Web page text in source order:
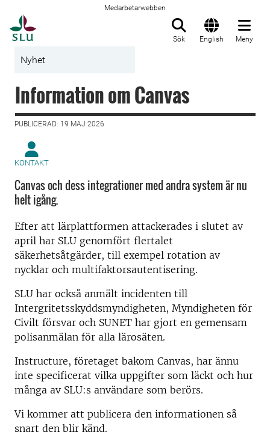
Medarbetarwebben
Sök English Meny
Nyhet
Information om Canvas
PUBLICERAD: 19 MAJ 2026
KONTAKT
Canvas och dess integrationer med andra system är nu
helt igång.
Efter att lärplattformen attackerades i slutet av
april har SLU genomfört flertalet
säkerhetsåtgärder, till exempel rotation av
nycklar och multifaktorsautentisering.
SLU har också anmält incidenten till
Intergritetsskyddsmyndigheten, Myndigheten för
Civilt försvar och SUNET har gjort en gemensam
polisanmälan för alla lärosäten.
Instructure, företaget bakom Canvas, har ännu
inte specificerat vilka uppgifter som läckt och hur
många av SLU:s användare som berörs.
Vi kommer att publicera den informationen så
snart den blir känd.